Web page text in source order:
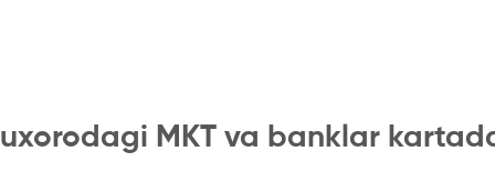
MKT va banklar